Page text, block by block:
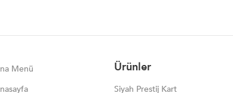
Menü
Ürünler
Siyah Prestij Kart